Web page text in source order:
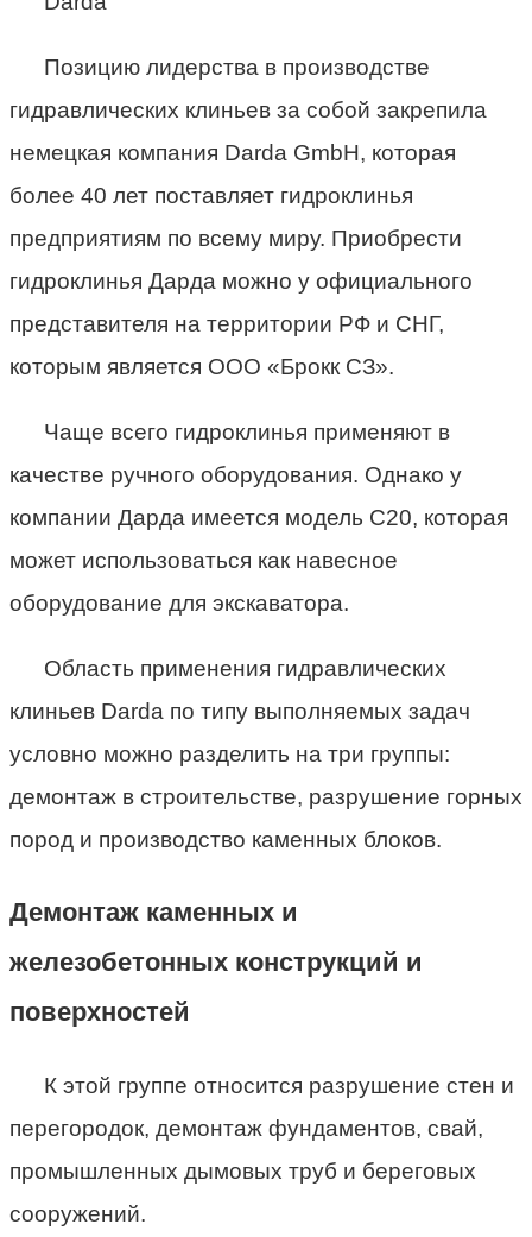
Позицию лидерства в производстве
гидравлических клиньев за собой закрепила
немецкая компания Darda GmbH, которая
более 40 лет поставляет гидроклинья
предприятиям по всему миру. Приобрести
гидроклинья Дарда можно у официального
представителя на территории РФ и СНГ,
которым является ООО «Брокк СЗ».
Чаще всего гидроклинья применяют в
качестве ручного оборудования. Однако у
компании Дарда имеется модель С20, которая
может использоваться как навесное
оборудование для экскаватора.
Область применения гидравлических
клиньев Darda по типу выполняемых задач
условно можно разделить на три группы:
демонтаж в строительстве, разрушение горных
пород и производство каменных блоков.
Демонтаж каменных и
железобетонных конструкций и
поверхностей
К этой группе относится разрушение стен и
перегородок, демонтаж фундаментов, свай,
промышленных дымовых труб и береговых
сооружений.